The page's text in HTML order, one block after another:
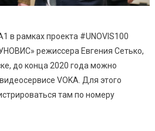
в рамках проекта #UNOVIS100
режиссера Евгения Сетько,
до конца 2020 года можно
VOKA. Для этого
там по номеру